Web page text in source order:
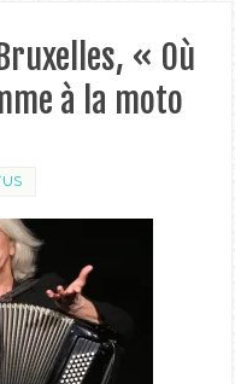
« Où
à la moto